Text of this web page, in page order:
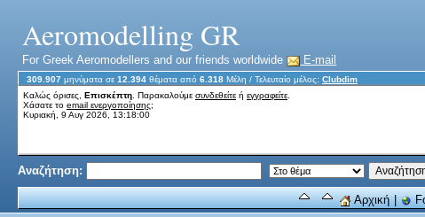
Aeromodelling GR
For Greek Aeromodellers and our friends worldwide E-mail
309.907 μηνύματα σε 12.394 θέματα από 6.318 Μέλη / Τελευταίο μέλος: Clubdim
Καλώς όρισες, Επισκέπτη . Παρακαλούμε συνδεθείτε ή εγγραφείτε
Χάσατε το email ενεργοποίησης;
Κυριακή, 9 Αυγ 2026, 13:18:00
Αναζήτηση:
Αρχική|